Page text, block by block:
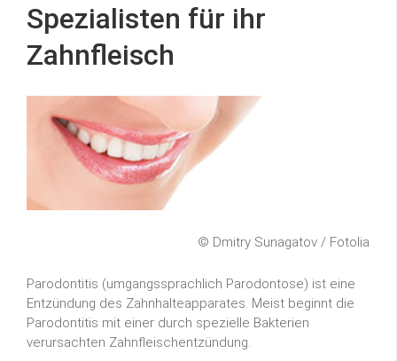
Spezialisten für ihr
Zahnfleisch
© Dmitry Sunagatov / Fotolia
Parodontitis (umgangssprachlich Parodontose) ist eine
Entzündung des Zahnhalteapparates. Meist beginnt die
Parodontitis mit einer durch spezielle Bakterien
verursachten Zahnfleischentzündung.